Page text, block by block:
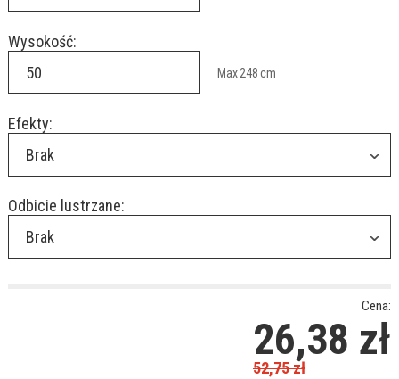
Wysokość:
Max248cm
Efekty:
Brak
Odbicie lustrzane:
Brak
Cena:
26,38 zł
52,75zł